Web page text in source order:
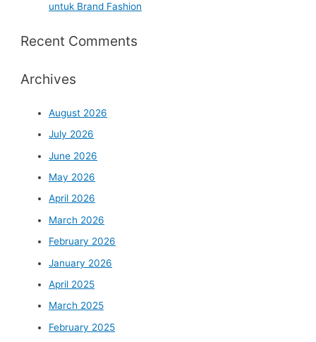
untuk Brand Fashion
Recent Comments
Archives
August 2026
July 2026
June 2026
May 2026
April 2026
March 2026
February 2026
January 2026
April 2025
March 2025
February 2025